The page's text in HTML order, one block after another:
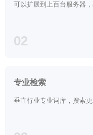
可以扩展到上百台服务器
02
专业检索
垂直行业专业词库，搜索